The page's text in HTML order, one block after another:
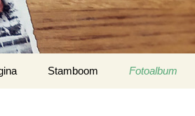
Stamboom Fotoalbum